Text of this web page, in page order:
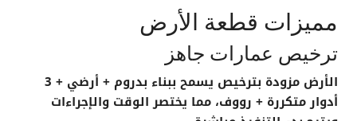
مميزات قطعة الأرض
ترخيص عمارات جاهز
الأرض مزودة بترخيص يسمح ببناء
بدروم + أرضي + 3
أدوار متكررة + رووف، مما يختصر الوقت والإجراءات